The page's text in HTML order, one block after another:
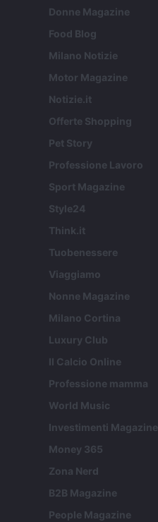
Donne Magazine
Food Blog
Milano Notizie
Motor Magazine
Notizie.it
Offerte Shopping
Pet Story
Professione Lavoro
Sport Magazine
Style24
Think.it
Tuobenessere
Viaggiamo
Nonne Magazine
Milano Cortina
Luxury Club
Il Calcio Online
Professione mamma
World Music
Investimenti Magazine
Money 365
Zona Nerd
B2B Magazine
People Magazine